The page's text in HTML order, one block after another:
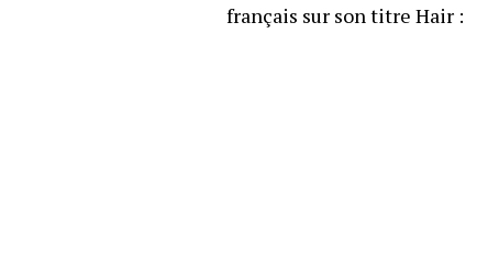
français sur son titre Hair :